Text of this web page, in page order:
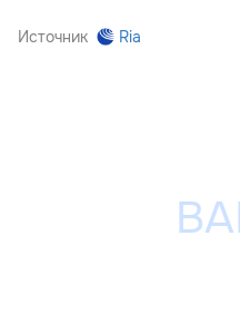
Источник Ria